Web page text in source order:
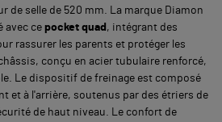
de selle de 520 mm. La marque Diamon
avec ce pocket quad , intégrant des
rassurer les parents et protéger les
conçu en acier tubulaire renforcé,
Le dispositif de freinage est composé
et à l'arrière, soutenus par des étriers de
de haut niveau. Le confort de